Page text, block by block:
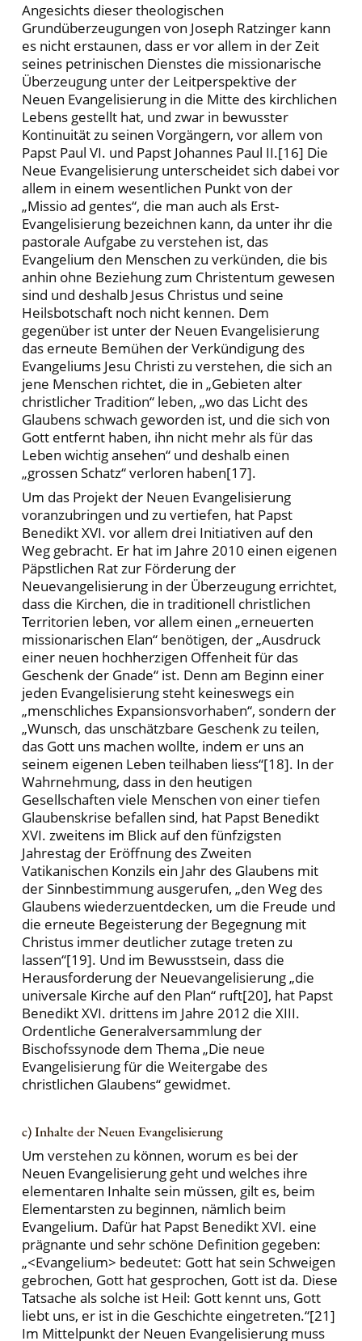
Angesichts dieser theologischen
Grundüberzeugungen von Joseph Ratzinger kann
es nicht erstaunen, dass er vor allem in der Zeit
seines petrinischen Dienstes die missionarische
Überzeugung unter der Leitperspektive der
Neuen Evangelisierung in die Mitte des kirchlichen
Lebens gestellt hat, und zwar in bewusster
Kontinuität zu seinen Vorgängern, vor allem von
Papst Paul VI. und Papst Johannes Paul II.[16] Die
Neue Evangelisierung unterscheidet sich dabei vor
allem in einem wesentlichen Punkt von der
„Missio ad gentes“, die man auch als Erst-
Evangelisierung bezeichnen kann, da unter ihr die
pastorale Aufgabe zu verstehen ist, das
Evangelium den Menschen zu verkünden, die bis
anhin ohne Beziehung zum Christentum gewesen
sind und deshalb Jesus Christus und seine
Heilsbotschaft noch nicht kennen. Dem
gegenüber ist unter der Neuen Evangelisierung
das erneute Bemühen der Verkündigung des
Evangeliums Jesu Christi zu verstehen, die sich an
jene Menschen richtet, die in „Gebieten alter
christlicher Tradition“ leben, „wo das Licht des
Glaubens schwach geworden ist, und die sich von
Gott entfernt haben, ihn nicht mehr als für das
Leben wichtig ansehen“ und deshalb einen
„grossen Schatz“ verloren haben[17].
Um das Projekt der Neuen Evangelisierung
voranzubringen und zu vertiefen, hat Papst
Benedikt XVI. vor allem drei Initiativen auf den
Weg gebracht. Er hat im Jahre 2010 einen eigenen
Päpstlichen Rat zur Förderung der
Neuevangelisierung in der Überzeugung errichtet,
dass die Kirchen, die in traditionell christlichen
Territorien leben, vor allem einen „erneuerten
missionarischen Elan“ benötigen, der „Ausdruck
einer neuen hochherzigen Offenheit für das
Geschenk der Gnade“ ist. Denn am Beginn einer
jeden Evangelisierung steht keineswegs ein
„menschliches Expansionsvorhaben“, sondern der
„Wunsch, das unschätzbare Geschenk zu teilen,
das Gott uns machen wollte, indem er uns an
seinem eigenen Leben teilhaben liess“[18]. In der
Wahrnehmung, dass in den heutigen
Gesellschaften viele Menschen von einer tiefen
Glaubenskrise befallen sind, hat Papst Benedikt
XVI. zweitens im Blick auf den fünfzigsten
Jahrestag der Eröffnung des Zweiten
Vatikanischen Konzils ein Jahr des Glaubens mit
der Sinnbestimmung ausgerufen, „den Weg des
Glaubens wiederzuentdecken, um die Freude und
die erneute Begeisterung der Begegnung mit
Christus immer deutlicher zutage treten zu
lassen“[19]. Und im Bewusstsein, dass die
Herausforderung der Neuevangelisierung „die
universale Kirche auf den Plan“ ruft[20], hat Papst
Benedikt XVI. drittens im Jahre 2012 die XIII.
Ordentliche Generalversammlung der
Bischofssynode dem Thema „Die neue
Evangelisierung für die Weitergabe des
christlichen Glaubens“ gewidmet.
c) Inhalte der Neuen Evangelisierung
Um verstehen zu können, worum es bei der
Neuen Evangelisierung geht und welches ihre
elementaren Inhalte sein müssen, gilt es, beim
Elementarsten zu beginnen, nämlich beim
Evangelium. Dafür hat Papst Benedikt XVI. eine
prägnante und sehr schöne Definition gegeben:
„<Evangelium> bedeutet: Gott hat sein Schweigen
gebrochen, Gott hat gesprochen, Gott ist da. Diese
Tatsache als solche ist Heil: Gott kennt uns, Gott
liebt uns, er ist in die Geschichte eingetreten.“[21]
Im Mittelpunkt der Neuen Evangelisierung muss